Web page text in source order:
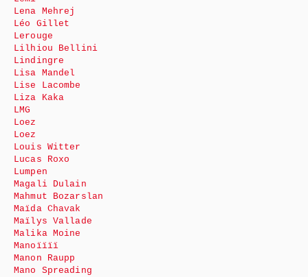
Lena Mehrej
Léo Gillet
Lerouge
Lilhiou Bellini
Lindingre
Lisa Mandel
Lise Lacombe
Liza Kaka
LMG
Loez
Loez
Louis Witter
Lucas Roxo
Lumpen
Magali Dulain
Mahmut Bozarslan
Maïda Chavak
Maïlys Vallade
Malika Moine
Manoïïïï
Manon Raupp
Mano Spreading